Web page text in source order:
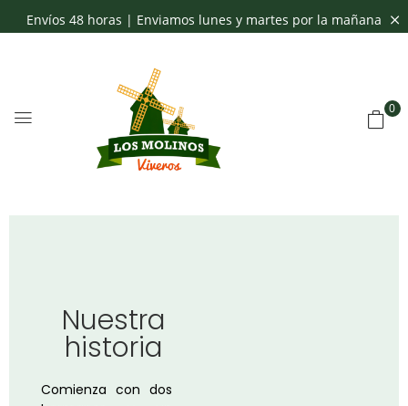
Envíos 48 horas | Enviamos lunes y martes por la mañana
0
Nuestra
historia
Comienza con dos